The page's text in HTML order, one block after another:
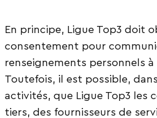
En principe, Ligue Top3 doit
consentement pour
renseignements personnels à
Toutefois, il est possible,
activités, que Ligue Top3 les
tiers, des fournisseurs de